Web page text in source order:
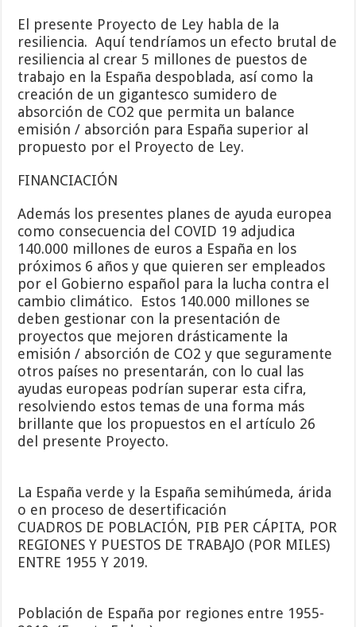
El presente Proyecto de Ley habla de la
resiliencia. Aquí tendríamos un efecto brutal de
resiliencia al crear 5 millones de puestos de
trabajo en la España despoblada, así como la
creación de un gigantesco sumidero de
absorción de CO2 que permita un balance
emisión / absorción para España superior al
propuesto por el Proyecto de Ley.
FINANCIACIÓN
Además los presentes planes de ayuda europea
como consecuencia del COVID 19 adjudica
140.000 millones de euros a España en los
próximos 6 años y que quieren ser empleados
por el Gobierno español para la lucha contra el
cambio climático. Estos 140.000 millones se
deben gestionar con la presentación de
proyectos que mejoren drásticamente la
emisión / absorción de CO2 y que seguramente
otros países no presentarán, con lo cual las
ayudas europeas podrían superar esta cifra,
resolviendo estos temas de una forma más
brillante que los propuestos en el artículo 26
del presente Proyecto.
La España verde y la España semihúmeda, árida
o en proceso de desertificación
CUADROS DE POBLACIÓN, PIB PER CÁPITA, POR
REGIONES Y PUESTOS DE TRABAJO (POR MILES)
ENTRE 1955 Y 2019.
Población de España por regiones entre 1955-